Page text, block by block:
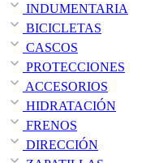
INDUMENTARIA
BICICLETAS
CASCOS
PROTECCIONES
ACCESORIOS
HIDRATACIÓN
FRENOS
DIRECCIÓN